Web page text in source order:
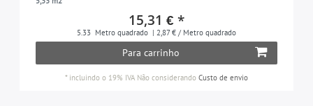
15,31 € *
5.33 Metro quadrado | 2,87 € / Metro quadrado
Para carrinho
* incluindo o 19% IVA Não considerando Custo de envio